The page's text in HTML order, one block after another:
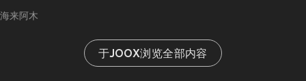
海来阿木
于JOOX浏览全部内容